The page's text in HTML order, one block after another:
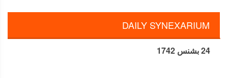
للشيطان على الجبل لا تجرب الرب الهك
DAILY SYNEXARIUM
24 بشنس 1742